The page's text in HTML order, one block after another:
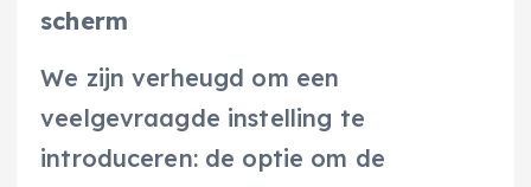
scherm
We zijn verheugd om een
veelgevraagde instelling te
introduceren: de optie om de